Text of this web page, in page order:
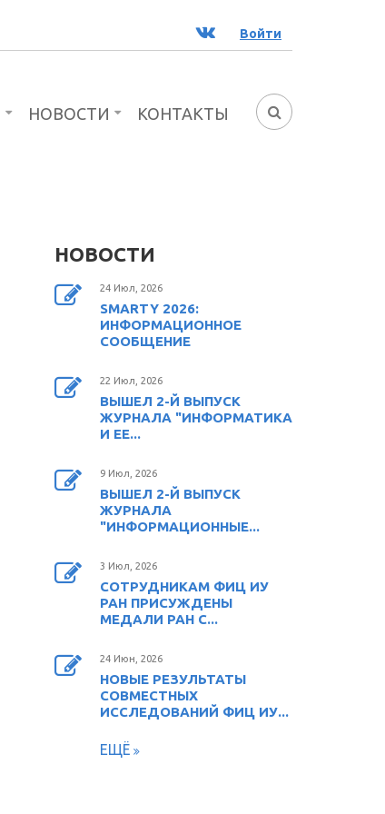
ВК Войти
ФОРМА
НОВОСТИ КОНТАКТЫ
НОВОСТИ
24 Июл, 2026
SMARTY 2026:
ИНФОРМАЦИОННОЕ
СООБЩЕНИЕ
22 Июл, 2026
ВЫШЕЛ 2-Й ВЫПУСК
ЖУРНАЛА "ИНФОРМАТИКА
И ЕЕ...
9 Июл, 2026
ВЫШЕЛ 2-Й ВЫПУСК
ЖУРНАЛА
"ИНФОРМАЦИОННЫЕ...
3 Июл, 2026
СОТРУДНИКАМ ФИЦ ИУ
РАН ПРИСУЖДЕНЫ
МЕДАЛИ РАН С...
24 Июн, 2026
НОВЫЕ РЕЗУЛЬТАТЫ
СОВМЕСТНЫХ
ИССЛЕДОВАНИЙ ФИЦ ИУ...
ЕЩЁ